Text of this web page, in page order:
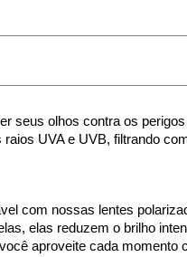
seus olhos contra os
UVA e UVB, filtrando
com nossas lentes
elas reduzem o brilho
aproveite cada momento